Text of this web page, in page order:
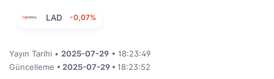
LAD -0,07%
Yayın Tarihi • 2025-07-29 • 18:23:49
Güncelleme • 2025-07-29 • 18:23:52